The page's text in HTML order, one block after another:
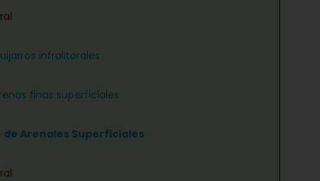
infralitorales
finas superficiales
de Arenales Superficiales